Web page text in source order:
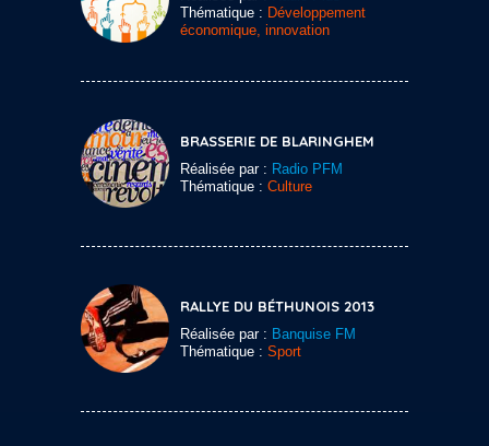
Thématique : Développement
économique, innovation
BRASSERIE DE BLARINGHEM
Réalisée par : Radio PFM
Thématique : Culture
RALLYE DU BÉTHUNOIS 2013
Réalisée par : Banquise FM
Thématique : Sport